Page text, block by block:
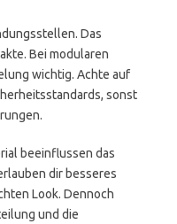
Das
Bei modularen
wichtig. Achte auf
sonst
beeinflussen das
dir besseres
Look. Dennoch
und die